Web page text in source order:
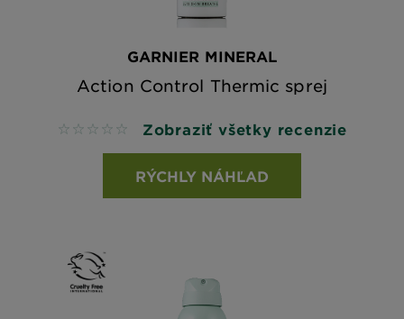
GARNIER MINERAL
Action Control Thermic sprej
No reviews Zobraziť všetky recenzie
RÝCHLY NÁHĽAD